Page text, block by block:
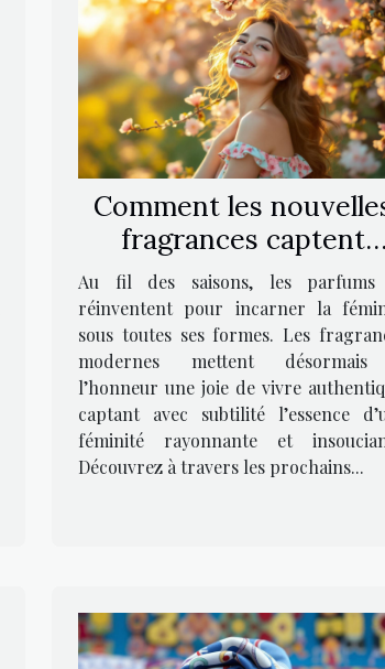
Comment les
fragrances captent
l'essence de la
joviale ?
Au fil des saisons, les parfums
réinventent pour incarner la
sous toutes ses formes. Les
modernes mettent
l’honneur une joie de vivre
captant avec subtilité l’essence
féminité rayonnante et
Découvrez à travers les prochains...